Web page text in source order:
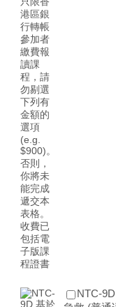
NTC-